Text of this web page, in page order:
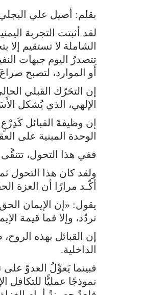
بقلم: أصيل علي
لقد أثبتت التجربة
الشاملة لا تستقيم
تتصدرُ اليوم جبهات
أَو الموارد، لتصبح
إن التحَرّك القبلي
الإلهي، الذي يُشكل
إن وظيفةَ القبائل
الوحدة المبنية على
ففي هذا التحول،
ولقد كان هذا التحول
أكّـد مرارًا أن العزة
يقول: «إن الإيمان
تردّد، وإلا فما قيمة
إن القبائل بهذه
الداخلية.
فبينما يَعوِّلُ العدوّ على
نموذجًا عمليًّا للتكافل